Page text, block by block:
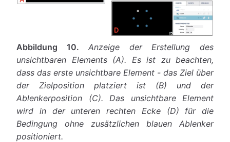
Abbildung 10.
Anzeige der Erstellung des
unsichtbaren Elements (A). Es ist zu beachten,
dass das erste unsichtbare Element - das Ziel über
der Zielposition platziert ist (B) und der
Ablenkerposition (C). Das unsichtbare Element
wird in der unteren rechten Ecke (D) für die
Bedingung ohne zusätzlichen blauen Ablenker
positioniert.